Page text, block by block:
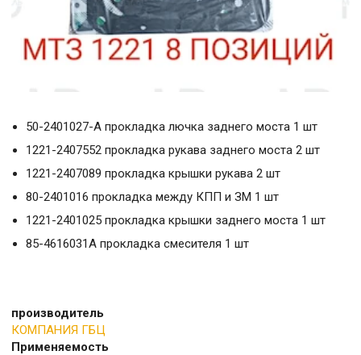
50-2401027-А прокладка лючка заднего моста 1 шт
1221-2407552 прокладка рукава заднего моста 2 шт
1221-2407089 прокладка крышки рукава 2 шт
80-2401016 прокладка между КПП и ЗМ 1 шт
1221-2401025 прокладка крышки заднего моста 1 шт
85-4616031А прокладка смесителя 1 шт
производитель
КОМПАНИЯ ГБЦ
Применяемость